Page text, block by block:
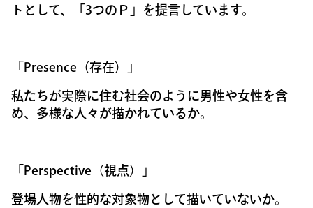
トとして、「3つのＰ」を提言しています。
「Presence（存在）」
私たちが実際に住む社会のように男性や女性を含
め、多様な人々が描かれているか。
「Perspective（視点）」
登場人物を性的な対象物として描いていないか。